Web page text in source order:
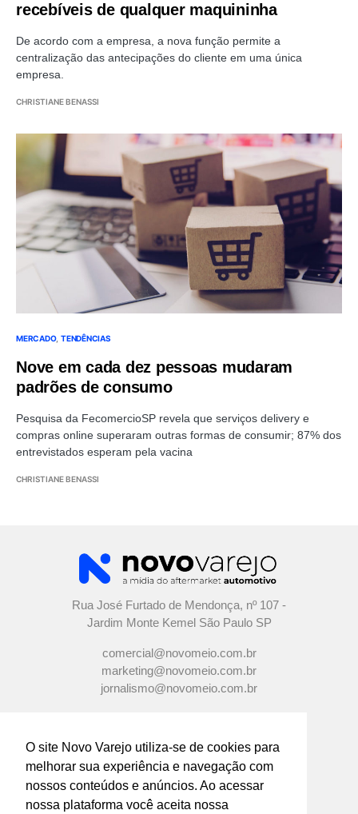
O site Novo Varejo utiliza-se de cookies para
melhorar sua experiência e navegação com
nossos conteúdos e anúncios. Ao acessar
nossa plataforma você aceita nossa
recebíveis de qualquer maquininha
De acordo com a empresa, a nova função permite a
centralização das antecipações do cliente em uma única
empresa.
CHRISTIANE BENASSI
MERCADO TENDÊNCIAS
Nove em cada dez pessoas mudaram
padrões de consumo
Pesquisa da FecomercioSP revela que serviços delivery e
compras online superaram outras formas de consumir; 87% dos
entrevistados esperam pela vacina
CHRISTIANE BENASSI
Rua José Furtado de Mendonça, nº 107 -
Jardim Monte Kemel São Paulo SP
comercial@novomeio.com.br
marketing@novomeio.com.br
jornalismo@novomeio.com.br
CONFIRA AS NOSSAS REDES
SOCIAIS